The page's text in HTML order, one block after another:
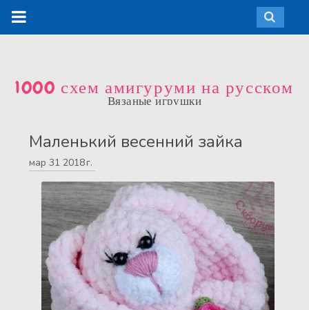
1000 схем амигуруми на русском
Вязаные игрушки
Маленький весенний зайка
мар 31 2018 г.